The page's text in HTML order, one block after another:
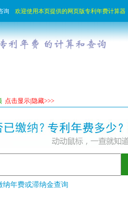
询 欢迎使用本页提供的网页版专利年费计算器
点击显示|隐藏>>>
纳年费或滞纳金查询